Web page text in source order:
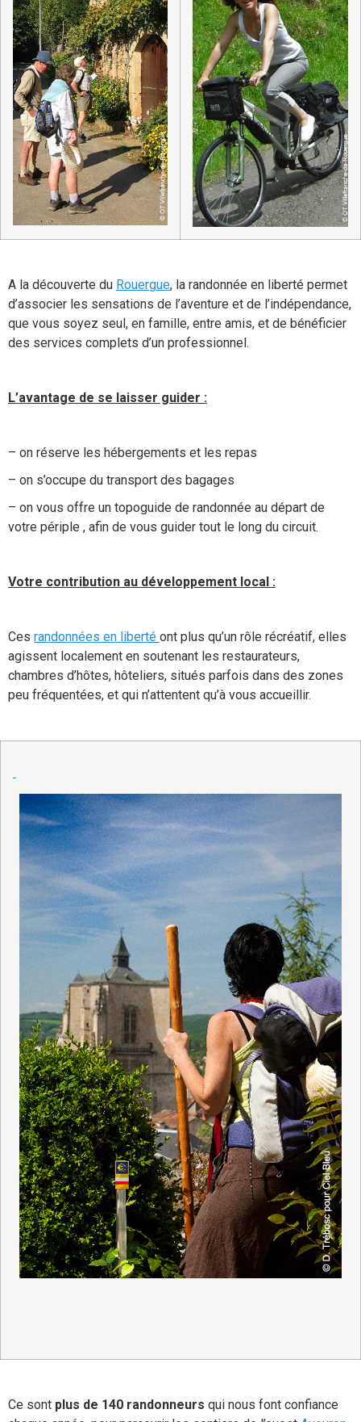
A la découverte du Rouergue, la randonnée en liberté permet
d’associer les sensations de l’aventure et de l’indépendance,
que vous soyez seul, en famille, entre amis, et de bénéficier
des services complets d’un professionnel.
L’avantage de se laisser guider :
– on réserve les hébergements et les repas
– on s’occupe du transport des bagages
– on vous offre un topoguide de randonnée au départ de
votre périple , afin de vous guider tout le long du circuit.
Votre contribution au développement local :
Ces randonnées en liberté ont plus qu’un rôle récréatif, elles
agissent localement en soutenant les restaurateurs,
chambres d’hôtes, hôteliers, situés parfois dans des zones
peu fréquentées, et qui n’attentent qu’à vous accueillir.
Ce sont plus de 140 randonneurs qui nous font confiance